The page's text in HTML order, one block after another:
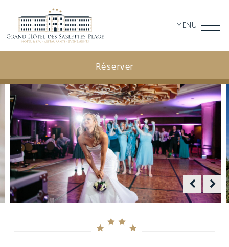
MENU
Réserver